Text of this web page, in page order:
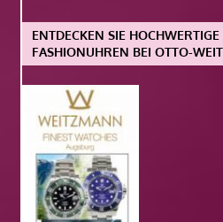
ENTDECKEN SIE
FASHIONUHREN BEI OTTO-